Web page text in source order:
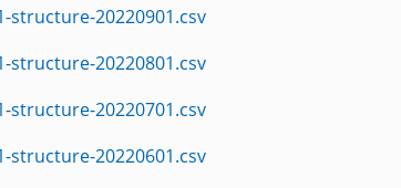
structure-20220901.csv
structure-20220801.csv
structure-20220701.csv
structure-20220601.csv